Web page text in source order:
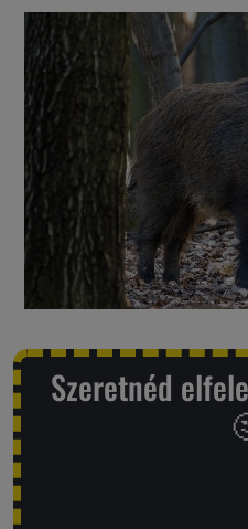
GPS
nyomkövetés
Kiegészítők
Garanciáink
Szakértői
blog
Légy
viszonteladó!
Szeretnéd